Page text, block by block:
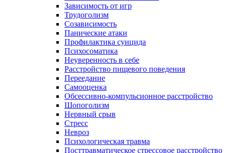
Зависимость от игр
Трудоголизм
Созависимость
Панические атаки
Профилактика суицида
Психосоматика
Неуверенность в себе
Расстройство пищевого поведения
Переедание
Самооценка
Обсессивно-компульсионное расстройство
Шопоголизм
Нервный срыв
Стресс
Невроз
Психологическая травма
Посттравматическое стрессовое расстройство